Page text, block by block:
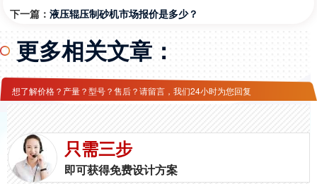
下一篇：液压辊压制砂机市场报价是多少？
更多相关文章：
想了解价格？产量？型号？售后？请留言，我们24小时为您回复
只需三步
即可获得免费设计方案